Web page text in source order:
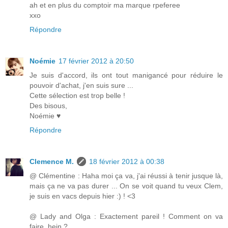
ah et en plus du comptoir ma marque rpeferee
xxo
Répondre
Noémie 17 février 2012 à 20:50
Je suis d'accord, ils ont tout manigancé pour réduire le
pouvoir d'achat, j'en suis sure ...
Cette sélection est trop belle !
Des bisous,
Noémie ♥
Répondre
Clemence M.
18 février 2012 à 00:38
@ Clémentine : Haha moi ça va, j'ai réussi à tenir jusque là,
mais ça ne va pas durer ... On se voit quand tu veux Clem,
je suis en vacs depuis hier :) ! <3
@ Lady and Olga : Exactement pareil ! Comment on va